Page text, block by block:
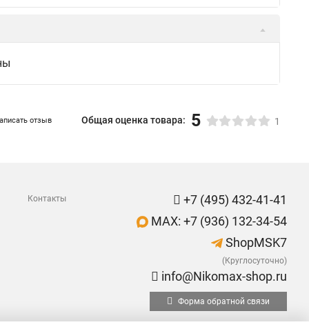
отзыв Общая оценка товара: 5 1
Контакты
+7 (495) 432-41-41
MAX: +7 (936) 132-34-54
ShopMSK7
(Круглосуточно)
info@Nikomax-shop.ru
Форма обратной связи